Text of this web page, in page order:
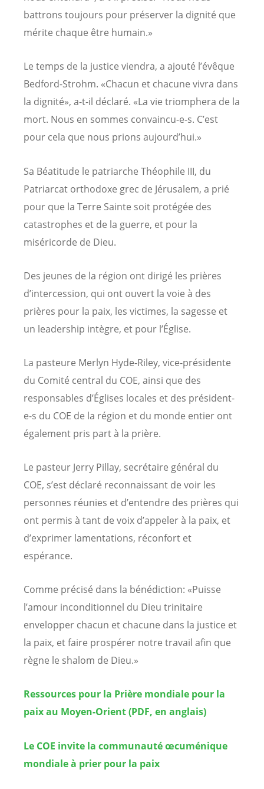
battrons toujours pour préserver la dignité que
mérite chaque être humain.»
Le temps de la justice viendra, a ajouté l’évêque
Bedford-Strohm. «Chacun et chacune vivra dans
la dignité», a-t-il déclaré. «La vie triomphera de la
mort. Nous en sommes convaincu-e-s. C’est
pour cela que nous prions aujourd’hui.»
Sa Béatitude le patriarche Théophile III, du
Patriarcat orthodoxe grec de Jérusalem, a prié
pour que la Terre Sainte soit protégée des
catastrophes et de la guerre, et pour la
miséricorde de Dieu.
Des jeunes de la région ont dirigé les prières
d’intercession, qui ont ouvert la voie à des
prières pour la paix, les victimes, la sagesse et
un leadership intègre, et pour l’Église.
La pasteure Merlyn Hyde-Riley, vice-présidente
du Comité central du COE, ainsi que des
responsables d’Églises locales et des président-
e-s du COE de la région et du monde entier ont
également pris part à la prière.
Le pasteur Jerry Pillay, secrétaire général du
COE, s’est déclaré reconnaissant de voir les
personnes réunies et d’entendre des prières qui
ont permis à tant de voix d’appeler à la paix, et
d’exprimer lamentations, réconfort et
espérance.
Comme précisé dans la bénédiction: «Puisse
l’amour inconditionnel du Dieu trinitaire
envelopper chacun et chacune dans la justice et
la paix, et faire prospérer notre travail afin que
règne le shalom de Dieu.»
Ressources pour la Prière mondiale pour la
paix au Moyen-Orient (PDF, en anglais)
Le COE invite la communauté œcuménique
mondiale à prier pour la paix